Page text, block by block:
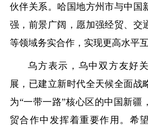
伙伴关系。哈国地方州市与中国
强，前景广阔，愿加强经贸、交
等领域务实合作，实现更高水平互
乌方表示，乌中双方友好
展，已建立新时代全天候全面战
为“一带一路”核心区的中国新疆
贸合作中发挥着重要作用。希